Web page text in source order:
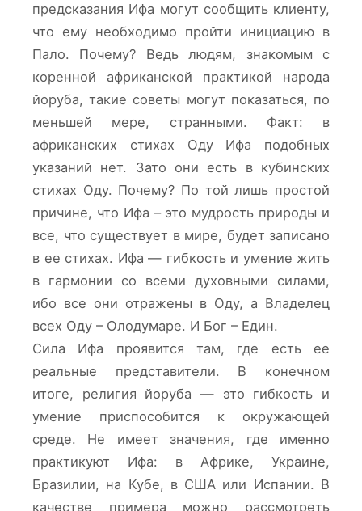
предсказания Ифа могут сообщить клиенту,
что ему необходимо пройти инициацию в
Пало. Почему? Ведь людям, знакомым с
коренной африканской практикой народа
йоруба, такие советы могут показаться, по
меньшей мере, странными. Факт: в
африканских стихах Оду Ифа подобных
указаний нет. Зато они есть в кубинских
стихах Оду. Почему? По той лишь простой
причине, что Ифа – это мудрость природы и
все, что существует в мире, будет записано
в ее стихах. Ифа — гибкость и умение жить
в гармонии со всеми духовными силами,
ибо все они отражены в Оду, а Владелец
всех Оду – Олодумаре. И Бог – Един.
Сила Ифа проявится там, где есть ее
реальные представители. В конечном
итоге, религия йоруба — это гибкость и
умение приспособится к окружающей
среде. Не имеет значения, где именно
практикуют Ифа: в Африке, Украине,
Бразилии, на Кубе, в США или Испании. В
качестве примера можно рассмотреть